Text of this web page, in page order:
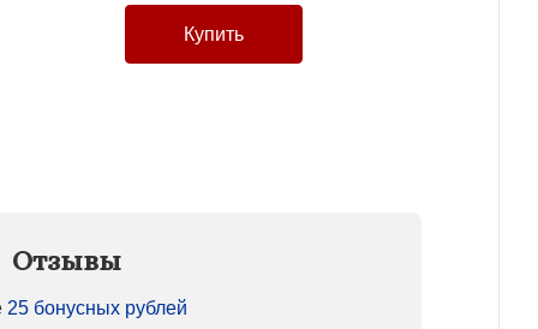
Отзывы
25 бонусных рублей